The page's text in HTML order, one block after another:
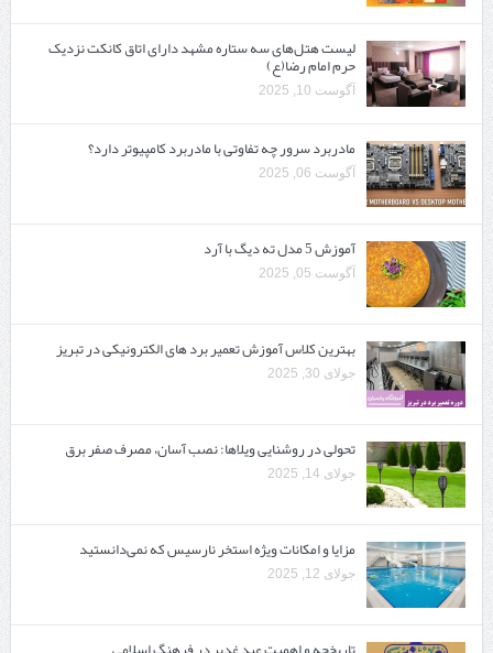
لیست هتل‌های سه ستاره مشهد دارای اتاق کانکت نزدیک
حرم امام رضا(ع)
آگوست 10, 2025
مادربرد سرور چه تفاوتی با مادربرد کامپیوتر دارد؟
آگوست 06, 2025
آموزش 5 مدل ته دیگ با آرد
آگوست 05, 2025
بهترین کلاس آموزش تعمیر برد های الکترونیکی در تبریز
جولای 30, 2025
تحولی در روشنایی ویلاها: نصب آسان، مصرف صفر برق
جولای 14, 2025
مزایا و امکانات ویژه استخر نارسیس که نمی‌دانستید
جولای 12, 2025